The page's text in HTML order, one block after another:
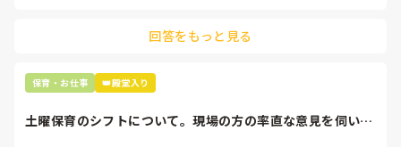
最後の職場にしようと思っていましたが
辞めることは逃げ、と、過去辞めた人も何年も言われ続けて
います
回答をもっと見る
保育・お仕事 👑殿堂入り
土曜保育のシフトについて。現場の方の率直な意見を伺いた